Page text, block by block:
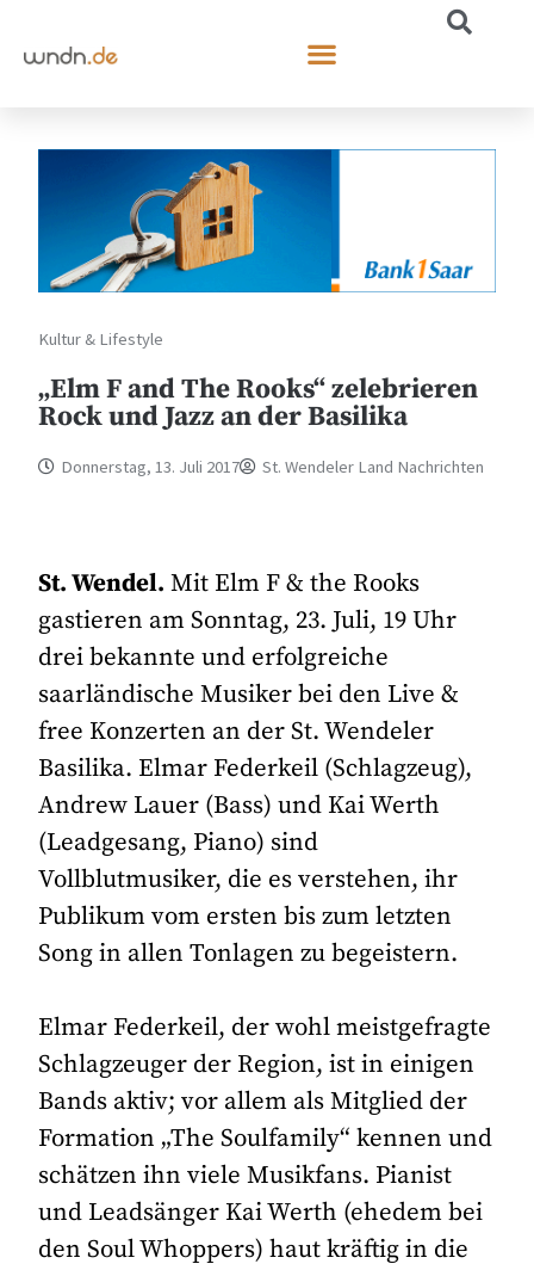
Kultur & Lifestyle
„Elm F and The Rooks“ zelebrieren
Rock und Jazz an der Basilika
Donnerstag, 13. Juli 2017 St. Wendeler Land Nachrichten
St. Wendel. Mit Elm F & the Rooks
gastieren am Sonntag, 23. Juli, 19 Uhr
drei bekannte und erfolgreiche
saarländische Musiker bei den Live &
free Konzerten an der St. Wendeler
Basilika. Elmar Federkeil (Schlagzeug),
Andrew Lauer (Bass) und Kai Werth
(Leadgesang, Piano) sind
Vollblutmusiker, die es verstehen, ihr
Publikum vom ersten bis zum letzten
Song in allen Tonlagen zu begeistern.
Elmar Federkeil, der wohl meistgefragte
Schlagzeuger der Region, ist in einigen
Bands aktiv; vor allem als Mitglied der
Formation „The Soulfamily“ kennen und
schätzen ihn viele Musikfans. Pianist
und Leadsänger Kai Werth (ehedem bei
den Soul Whoppers) haut kräftig in die